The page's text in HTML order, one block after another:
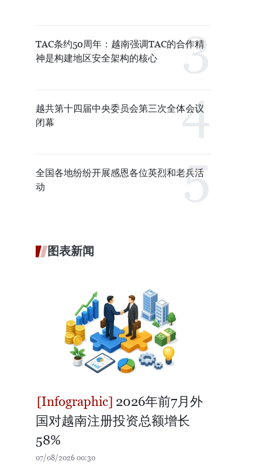
TAC条约50周年：越南强调TAC的合作精
神是构建地区安全架构的核心
越共第十四届中央委员会第三次全体会议
闭幕
全国各地纷纷开展感恩各位英烈和老兵活
动
图表新闻
2026年前7月外
国对越南注册投资总额增长
58%
07/08/2026 00:30